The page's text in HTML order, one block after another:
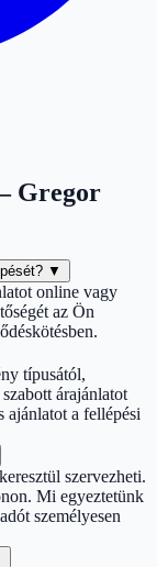
Gregor
▼
online vagy
az Ön
típusától,
árajánlatot
a fellépési
szervezheti.
Mi egyeztetünk
személyesen